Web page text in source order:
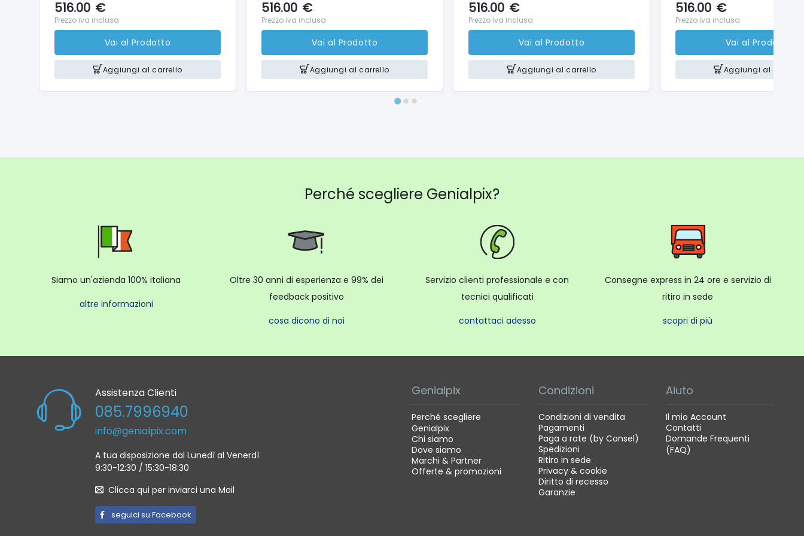
Altezza imballo 413
Larghezza imballo 406
Profondità imballo 273
Peso netto (kg) 10.98
Pane (impasto lievitato = idratazione 55%) 2
Puré di patate 1.5
Tipo di spina Euro
La confezione contiene:
516.00 €
Prezzo iva inclusa
Vai al Prodotto
Aggiungi al carrello
516.00 €
Prezzo iva inclusa
Vai al Prodotto
Aggiungi al carrello
516.00 €
Prezzo iva inclusa
Vai al Prodotto
Aggiungi al carrello
516.00 €
Prezzo iva inclusa
Vai al Prodotto
Aggiungi al carrello
Perché scegliere Genialpix?
Siamo un'azienda 100% italiana
altre informazioni
Oltre 30 anni di esperienza e 99% dei
feedback positivo
cosa dicono di noi
Servizio clienti professionale e con
tecnici qualificati
contattaci adesso
Consegne express in 24 ore e servizio di
ritiro in sede
scopri di più
Assistenza Clienti
085.7996940
info@genialpix.com
A tua disposizione dal Lunedì al Venerdì
9:30-12:30 / 15:30-18:30
Clicca qui per inviarci una Mail
seguici su Facebook
Genialpix
Perché scegliere
Genialpix
Chi siamo
Dove siamo
Marchi & Partner
Offerte & promozioni
Condizioni
Condizioni di vendita
Pagamenti
Paga a rate (by Consel)
Spedizioni
Ritiro in sede
Privacy & cookie
Diritto di recesso
Garanzie
Aiuto
Il mio Account
Contatti
Domande Frequenti
(FAQ)